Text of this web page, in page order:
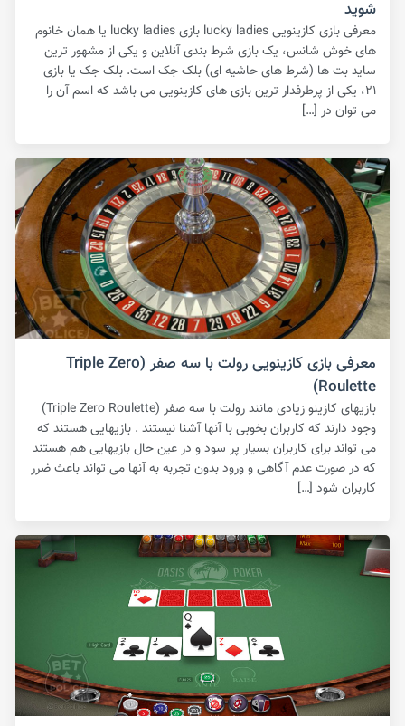
شوید
معرفی بازی کازینویی lucky ladies بازی lucky ladies یا همان خانوم
های خوش شانس، یک بازی شرط بندی آنلاین و یکی از مشهور ترین
ساید بت ها (شرط های حاشیه ای) بلک جک است‌. بلک جک یا بازی
۲۱، یکی از پرطرفدار ترین بازی های کازینویی می باشد که اسم آن را
می توان در […]
معرفی بازی کازینویی رولت با سه صفر (Triple Zero
Roulette)
بازیهای کازینو زیادی مانند رولت با سه صفر (Triple Zero Roulette)
وجود دارند که کاربران بخوبی با آنها آشنا نیستند . بازیهایی هستند که
می تواند برای کاربران بسیار پر سود و در عین حال بازیهایی هم هستند
که در صورت عدم آگاهی و ورود بدون تجربه به آنها می تواند باعث ضرر
کاربران شود […]